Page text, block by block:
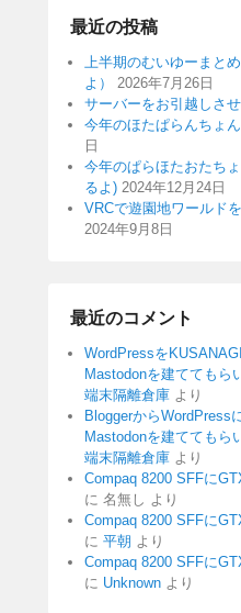
最近の投稿
上半期のむいゆーまと
よ）
2026年7月26日
サーバーをお引越しさ
今年のほたぱらんちょ
日
今年のぱらほたおたち
るよ) 2024年12月24日
VRCで遊園地ワールド
2024年9月8日
最近のコメント
WordPressを
Mastodonを建ててもら
端末隔離倉庫 より
BloggerからWordPress
Mastodonを建ててもら
端末隔離倉庫 より
Compaq 8200 SFFに
に 名無し より
Compaq 8200 SFFに
に 平朝 より
Compaq 8200 SFFに
に Unknown より